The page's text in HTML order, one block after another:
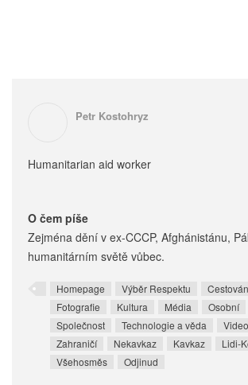
Petr Kostohryz
Humanitarian aid worker
O čem píše
Zejména dění v ex-CCCP, Afghánistánu,
humanitárním světě vůbec.
Homepage Výběr Respektu
Fotografie
Kultura Média Osobní
Společnost
Technologie a věda Video
Zahraničí
Nekavkaz Kavkaz
Lidi-
Všehosměs
Odjinud